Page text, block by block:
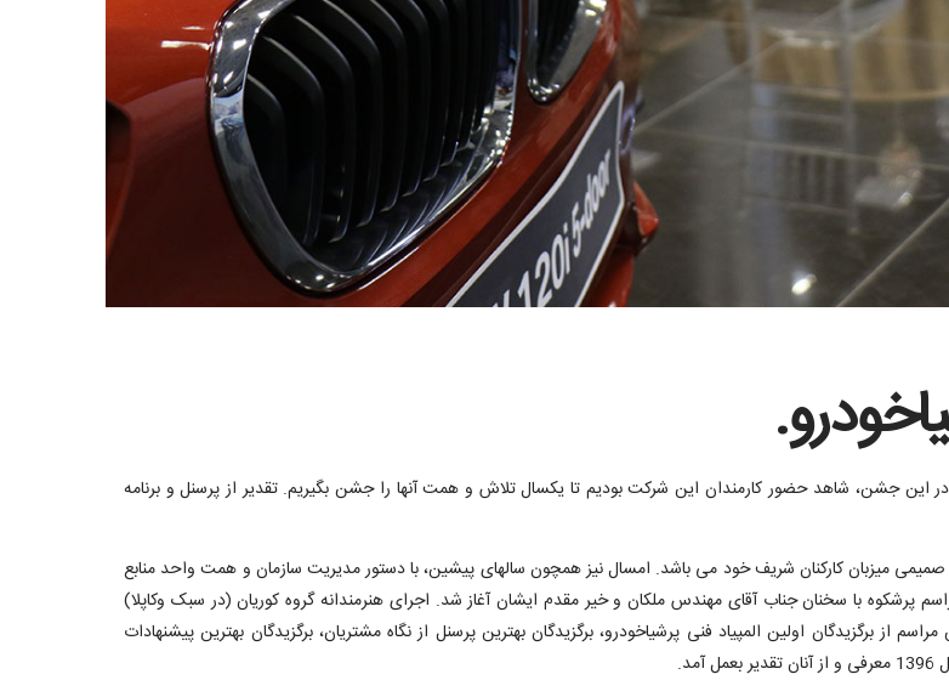
بود. در این جشن، شاهد حضور کارمندان این شرکت بودیم تا یکسال تلاش و همت آنها را جشن بگیریم. تقدیر از پرسنل و برنامه
میزبان کارکنان شریف خود می باشد. امسال نیز همچون سالهای پیشین، با دستور مدیریت سازمان و همت واحد منابع
پرشکوه با سخنان جناب آقای مهندس ملکان و خیر مقدم ایشان آغاز شد. اجرای هنرمندانه گروه کوریان (در سبک وکاپلا)
اولین المپیاد فنی پرشیاخودرو، برگزیدگان بهترین پرسنل از نگاه مشتریان، برگزیدگان بهترین پیشنهادات